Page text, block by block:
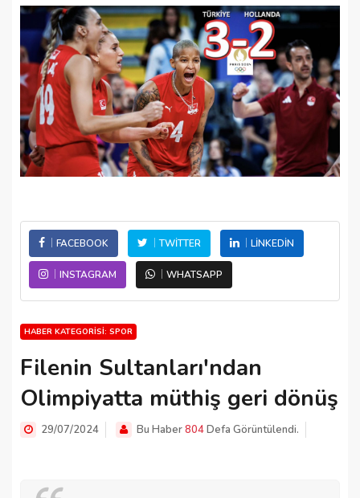
FACEBOOK TWITTER LINKEDIN
INSTAGRAM WHATSAPP
HABER KATEGORISI: SPOR
Filenin Sultanları'ndan
Olimpiyatta müthiş geri dönüş
29/07/2024 Bu Haber804Defa Görüntülendi.